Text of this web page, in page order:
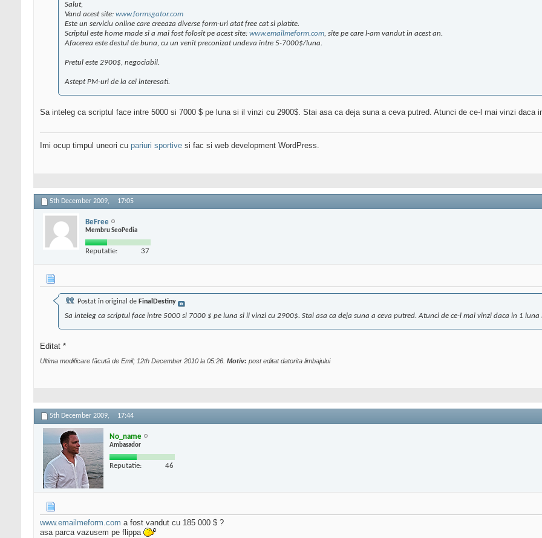
Salut,
Vand acest site: www.formsgator.com
Este un serviciu online care creeaza diverse form-uri atat free cat si platite.
Scriptul este home made si a mai fost folosit pe acest site: www.emailmeform.com, site pe care l-am vandut in acest an.
Afacerea este destul de buna, cu un venit preconizat undeva intre 5-7000$/luna.
Pretul este 2900$, negociabil.
Astept PM-uri de la cei interesati.
Sa inteleg ca scriptul face intre 5000 si 7000 $ pe luna si il vinzi cu 2900$. Stai asa ca deja suna a ceva putred. Atunci de ce-l mai vinzi
Imi ocup timpul uneori cu pariuri sportive si fac si web development WordPress.
5th December 2009, 17:05
BeFree
Membru SeoPedia
Reputatie: 37
Postat în original de FinalDestiny
Sa inteleg ca scriptul face intre 5000 si 7000 $ pe luna si il vinzi cu 2900$. Stai asa ca deja suna a ceva putred. Atunci de ce-l mai vinzi daca in 1
Editat *
Ultima modificare făcută de Emil; 12th December 2010 la 05:26 Motiv: post editat datorita limbajului
5th December 2009, 17:44
No_name
Ambasador
Reputatie: 46
www.emailmeform.com a fost vandut cu 185 000 $ ?
asa parca vazusem pe flippa